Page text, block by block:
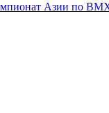
Азии по